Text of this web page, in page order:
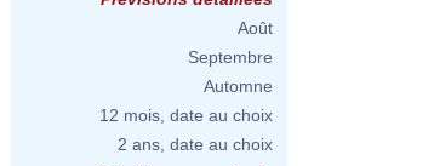
Août
Septembre
Automne
12 mois, date au choix
2 ans, date au choix